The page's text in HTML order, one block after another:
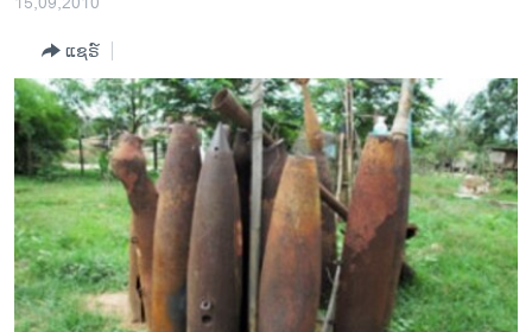
ໄປ
ຊອກ
ຄົ້ນ
ການເລືອກຕັ້ງ ປະທານາທີບໍດີ ສະຫະລັດ 2024
ຂ່າວ​ຈີນ
ໂລກ
ເອເຊຍ
ອິດສະຫຼະພາບດ້ານການຂ່າວ
ຊີວິດຊາວລາວ
ຊຸມຊົນຊາວລາວ
ວິທະຍາສາດ-ເທັກໂນໂລຈີ
ແຊຣ໌